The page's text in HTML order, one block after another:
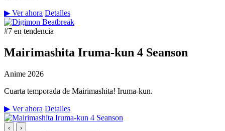
▶ Ver ahora Detalles
#7 en tendencia
Mairimashita Iruma-kun 4 Seanson
Anime 2026
Cuarta temporada de Mairimashita! Iruma-kun.
▶ Ver ahora Detalles
‹
›